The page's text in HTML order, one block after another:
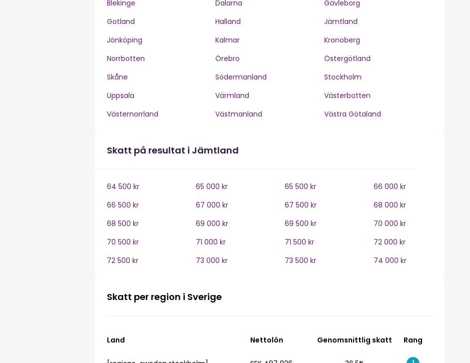
Blekinge Dalarna
Gävleborg
Gotland
Halland
Jämtland
Jönköping
Kalmar
Kronoberg
Norrbotten
Örebro
Östergötland
Skåne
Södermanland
Stockholm
Uppsala
Värmland
Västerbotten
Västernorrland
Västmanland Västra Götaland
Skatt på resultat i Jämtland
64 500 kr 65 000 kr 65 500 kr
66 000 kr
66 500 kr
67 000 kr 67 500 kr
68 000 kr
68 500 kr
69 000 kr 69 500 kr
70 000 kr
70 500 kr
71 000 kr 71 500 kr
72 000 kr
72 500 kr
73 000 kr 73 500 kr 74 000 kr
Skatt per region i Sverige
Land Nettolön Genomsnittlig skatt Rang